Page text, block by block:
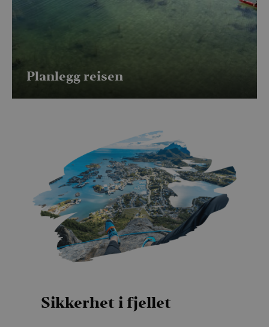
Planlegg reisen
Sikkerhet i fjellet